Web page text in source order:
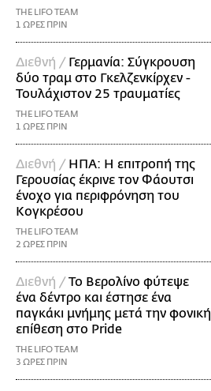
THE LIFO TEAM
1 ΩΡΕΣ ΠΡΙΝ
Διεθνή / Γερμανία: Σύγκρουση
δύο τραμ στο Γκελζενκίρχεν -
Τουλάχιστον 25 τραυματίες
THE LIFO TEAM
1 ΩΡΕΣ ΠΡΙΝ
Διεθνή / ΗΠΑ: Η επιτροπή της
Γερουσίας έκρινε τον Φάουτσι
ένοχο για περιφρόνηση του
Κογκρέσου
THE LIFO TEAM
2 ΩΡΕΣ ΠΡΙΝ
Διεθνή /Το Βερολίνο φύτεψε
ένα δέντρο και έστησε ένα
παγκάκι μνήμης μετά την φονική
επίθεση στο Pride
THE LIFO TEAM
3 ΩΡΕΣ ΠΡΙΝ